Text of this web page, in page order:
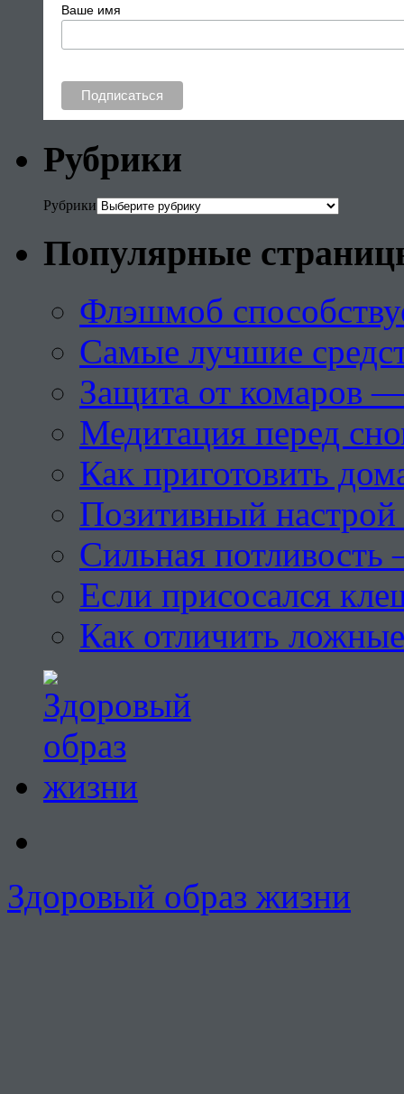
Ваше имя
Рубрики
Рубрики
Популярные
Флэшмоб
Самые лучшие
Защита от комаров
Медитация перед
Как приготовить
Позитивный настрой
Сильная потливость
Если присосался
Как отличить
Здоровый образ жизни